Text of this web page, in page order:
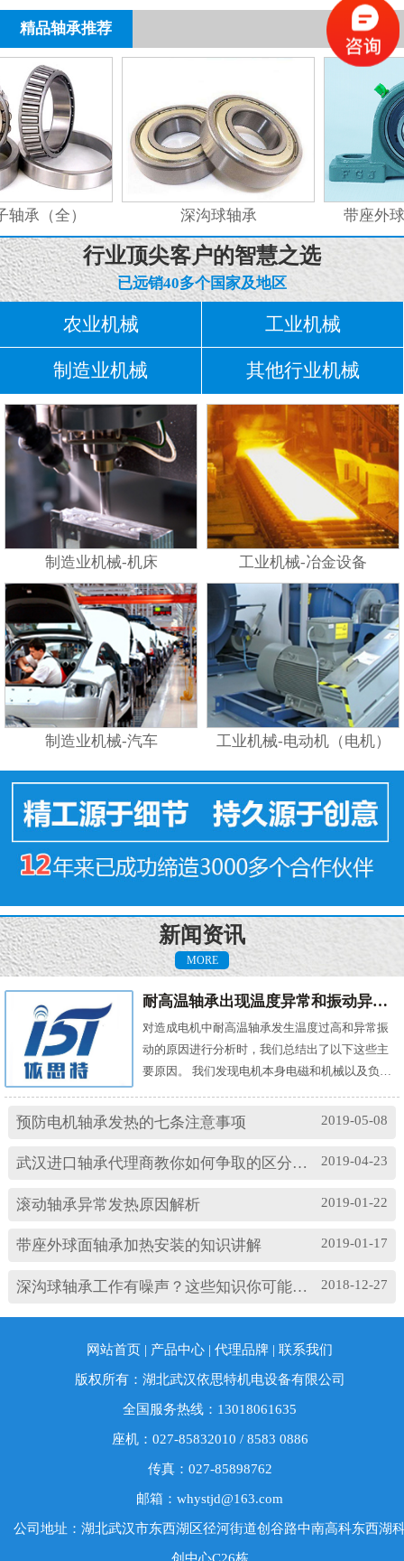
精品轴承推荐
承（全） 深沟球轴承 带座外球
行业顶尖客户的智慧之选
已远销40多个国家及地区
农业机械 工业机械
制造业机械 其他行业机械
制造业机械-机床 工业机械-冶金设备
制造业机械-汽车 工业机械-电动机（电机）
新闻资讯
MORE
耐高温轴承出现温度异常和振动异常的原因有哪些？
对造成电机中耐高温轴承发生温度过高和异常振
动的原因进行分析时，我们总结出了以下这些主
要原因。 我们发现电机本身电磁和机械以及负载
振动产生影响。其中造成温度过高的原因主要
松；(3)轴承与轴套配合过松；(4)润滑油有杂质；
损坏等。 另外，造成耐高温轴承出现异常振...
2019-05-08
预防电机轴承发热的七条注意事项
2019-04-23
武汉进口轴承代理商教你如何争取的区分高速轴承和低速轴承
2019-01-22
滚动轴承异常发热原因解析
2019-01-17
带座外球面轴承加热安装的知识讲解
2018-12-27
深沟球轴承工作有噪声？这些知识你可能忽略了
网站首页 | 产品中心 |代理品牌 |联系我们
版权所有：湖北武汉依思特机电设备有限公司
全国服务热线：13018061635
座机：027-85832010 / 8583 0886
传真：027-85898762
邮箱：whystjd@163.com
公司地址：湖北武汉市东西湖区径河街道创谷路中南高科东西湖